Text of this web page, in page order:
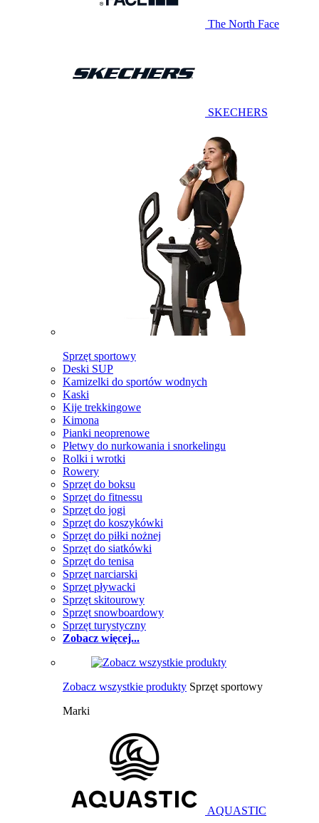
The North Face
SKECHERS
Sprzęt sportowy
Deski SUP
Kamizelki do sportów wodnych
Kaski
Kije trekkingowe
Kimona
Pianki neoprenowe
Płetwy do nurkowania i snorkelingu
Rolki i wrotki
Rowery
Sprzęt do boksu
Sprzęt do fitnessu
Sprzęt do jogi
Sprzęt do koszykówki
Sprzęt do piłki nożnej
Sprzęt do siatkówki
Sprzęt do tenisa
Sprzęt narciarski
Sprzęt pływacki
Sprzęt skitourowy
Sprzęt snowboardowy
Sprzęt turystyczny
Zobacz więcej...
Zobacz wszystkie produkty Sprzęt sportowy
Marki
AQUASTIC